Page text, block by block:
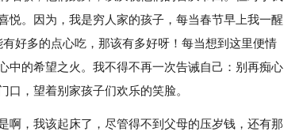
悦。因为，我是穷人家的孩子，每当春节早上我一醒
好多的点心吃，那该有多好呀！每当想到这里便情
中的希望之火。我不得不再一次告诫自己：别再痴心
，望着别家孩子们欢乐的笑脸。
啊，我该起床了，尽管得不到父母的压岁钱，还有那